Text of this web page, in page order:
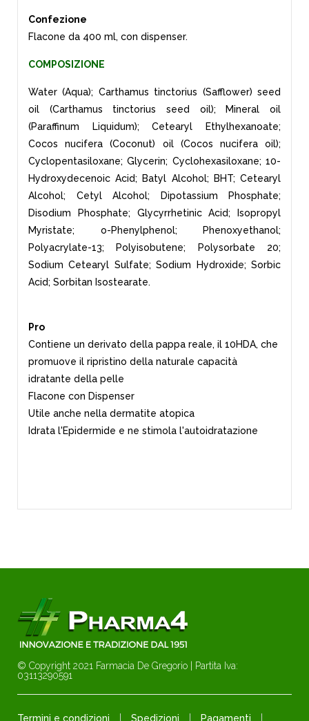
Confezione
Flacone da 400 ml, con dispenser.
COMPOSIZIONE
Water (Aqua); Carthamus tinctorius (Safflower) seed
oil (Carthamus tinctorius seed oil); Mineral oil
(Paraffinum Liquidum); Cetearyl Ethylhexanoate;
Cocos nucifera (Coconut) oil (Cocos nucifera oil);
Cyclopentasiloxane; Glycerin; Cyclohexasiloxane; 10-
Hydroxydecenoic Acid; Batyl Alcohol; BHT; Cetearyl
Alcohol; Cetyl Alcohol; Dipotassium Phosphate;
Disodium Phosphate; Glycyrrhetinic Acid; Isopropyl
Myristate; o-Phenylphenol; Phenoxyethanol;
Polyacrylate-13; Polyisobutene; Polysorbate 20;
Sodium Cetearyl Sulfate; Sodium Hydroxide; Sorbic
Acid; Sorbitan Isostearate.
Pro
Contiene un derivato della pappa reale, il 10HDA, che
promuove il ripristino della naturale capacità
idratante della pelle
Flacone con Dispenser
Utile anche nella dermatite atopica
Idrata l'Epidermide e ne stimola l'autoidratazione
© Copyright 2021 Farmacia De Gregorio | Partita Iva:
03113290591
Termini e condizioni Spedizioni Pagamenti